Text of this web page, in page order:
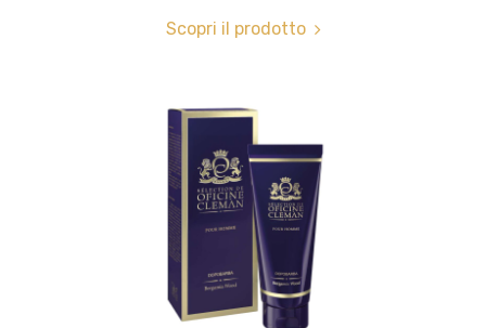
Scopri il prodotto